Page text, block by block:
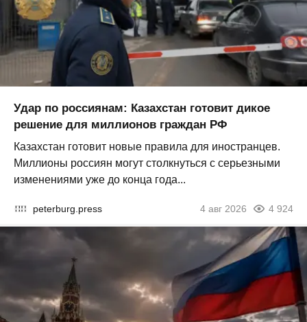
Удар по россиянам: Казахстан готовит дикое
решение для миллионов граждан РФ
Казахстан готовит новые правила для иностранцев.
Миллионы россиян могут столкнуться с серьезными
изменениями уже до конца года...
peterburg.press 4 авг 2026 4 924